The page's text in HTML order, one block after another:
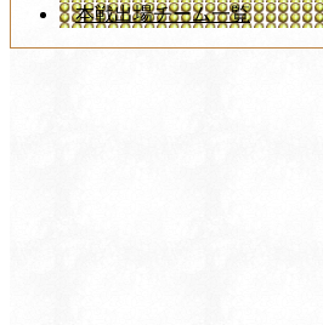
本戦出場チーム一覧